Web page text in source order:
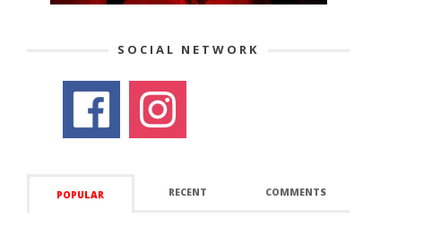
SOCIAL NETWORK
POPULAR RECENT COMMENTS